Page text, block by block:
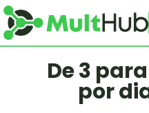
De 3
por